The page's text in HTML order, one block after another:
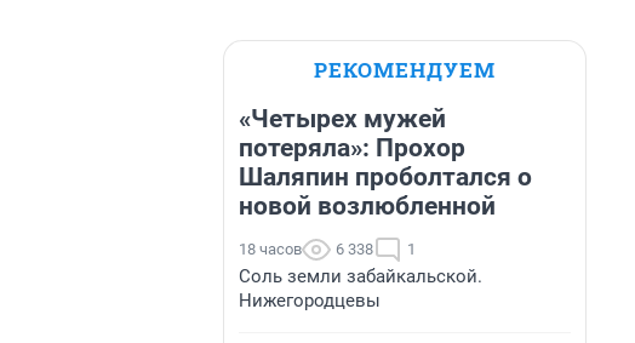
РЕКОМЕНДУЕМ
«Четырех мужей
потеряла»: Прохор
Шаляпин проболтался о
новой возлюбленной
18 часов 6 338 1
Соль земли забайкальской.
Нижегородцевы